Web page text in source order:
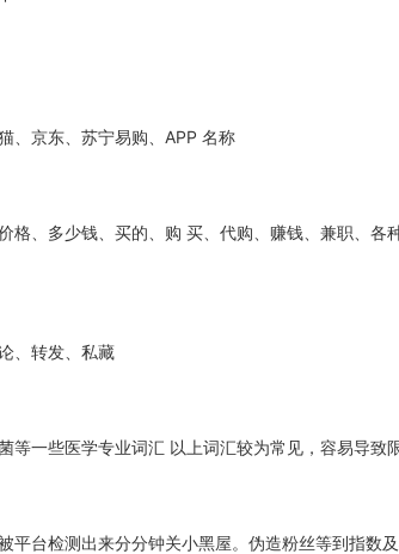
、京东、苏宁易购、APP 名称
格、多少钱、买的、购 买、代购、赚钱、兼职、各
、转发、私藏
等一些医学专业词汇 以上词汇较为常见，容易导致
平台检测出来分分钟关小黑屋。伪造粉丝等到指数